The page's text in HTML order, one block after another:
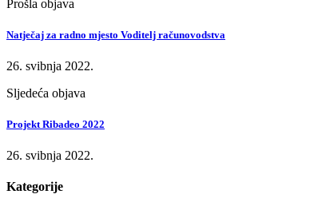
Prošla objava
Natječaj za radno mjesto Voditelj računovodstva
26. svibnja 2022.
Sljedeća objava
Projekt Ribadeo 2022
26. svibnja 2022.
Kategorije